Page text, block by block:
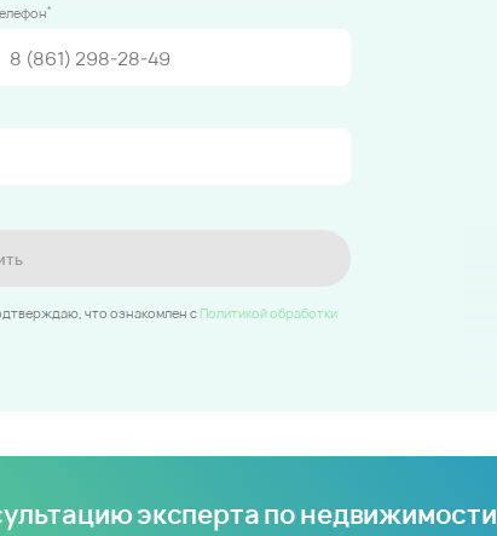
*
что ознакомлен c Политикой обработки
эксперта по недвижимости